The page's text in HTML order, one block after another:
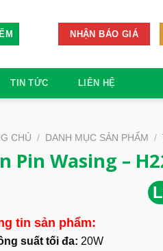
NHẬN BÁO GIÁ
TIN TỨC LIÊN HỆ
CHỦ / DANH MỤC SẢN PHẨM /
Pin Wasing –
tin sản phẩm:
suất tối đa: 20W